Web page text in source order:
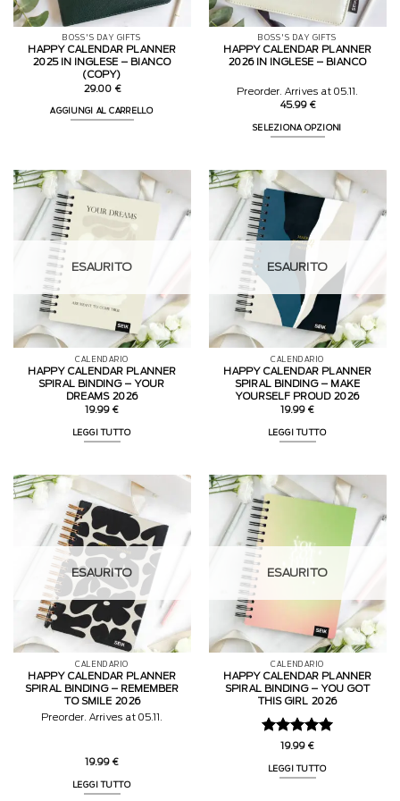
BOSS'S DAY GIFTS
HAPPY CALENDAR PLANNER
2025 IN INGLESE – BIANCO
(COPY)
29.00 €
AGGIUNGI AL CARRELLO
BOSS'S DAY GIFTS
HAPPY CALENDAR PLANNER
2026 IN INGLESE – BIANCO
Preorder. Arrives at 05.11.
45.99 €
SELEZIONA OPZIONI
ESAURITO
CALENDARIO
HAPPY CALENDAR PLANNER
SPIRAL BINDING – YOUR
DREAMS 2026
19.99 €
LEGGI TUTTO
ESAURITO
CALENDARIO
HAPPY CALENDAR PLANNER
SPIRAL BINDING – MAKE
YOURSELF PROUD 2026
19.99 €
LEGGI TUTTO
ESAURITO
CALENDARIO
HAPPY CALENDAR PLANNER
SPIRAL BINDING – REMEMBER
TO SMILE 2026
Preorder. Arrives at 05.11.
19.99 €
LEGGI TUTTO
ESAURITO
CALENDARIO
HAPPY CALENDAR PLANNER
SPIRAL BINDING – YOU GOT
THIS GIRL 2026
Valutato
19.99 €
LEGGI TUTTO